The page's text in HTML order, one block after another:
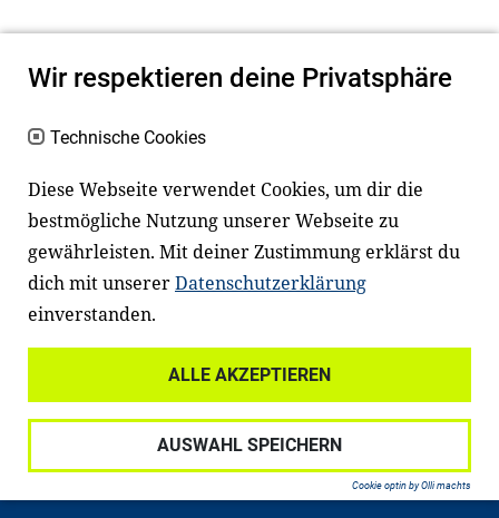
Newsletter
Facebook LinkedIn
Datenschutz
Haftungsausschluss
Impressum
Wir respektieren deine Privatsphäre
Technische Cookies
Diese Webseite verwendet Cookies, um dir die
bestmögliche Nutzung unserer Webseite zu
gewährleisten. Mit deiner Zustimmung erklärst du
dich mit unsererDatenschutzerklärung
einverstanden.
ALLE AKZEPTIEREN
AUSWAHL SPEICHERN
Cookie optin by Olli machts